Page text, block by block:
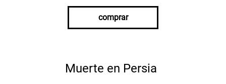
comprar
Muerte en Persia